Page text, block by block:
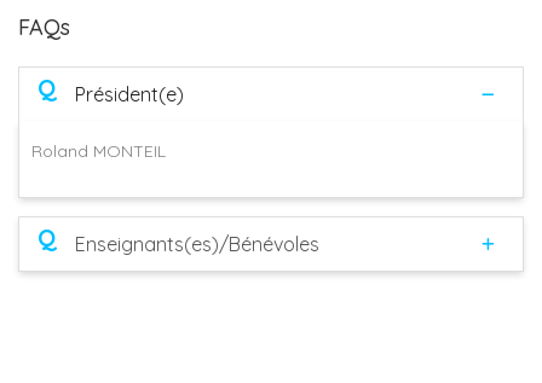
FAQs
Q Président(e)
Roland MONTEIL
Q Enseignants(es)/Bénévoles